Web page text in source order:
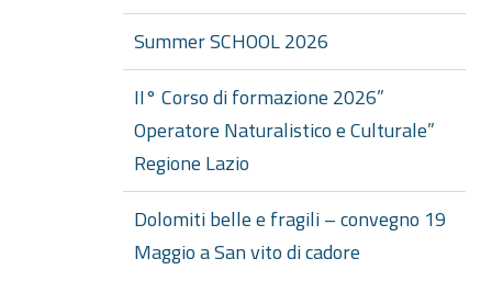
Summer SCHOOL 2026
II° Corso di formazione 2026”
Operatore Naturalistico e Culturale”
Regione Lazio
Dolomiti belle e fragili – convegno 19
Maggio a San vito di cadore